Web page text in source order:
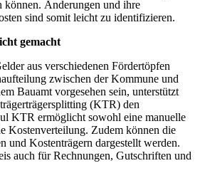
können. Änderungen und ihre
sind somit leicht zu identifizieren.
gemacht
aus verschiedenen Fördertöpfen
zwischen der Kommune und
Bauamt vorgesehen sein, unterstützt
(KTR) den
KTR ermöglicht sowohl eine manuelle
Kostenverteilung. Zudem können die
und Kostenträgern dargestellt werden.
auch für Rechnungen, Gutschriften und